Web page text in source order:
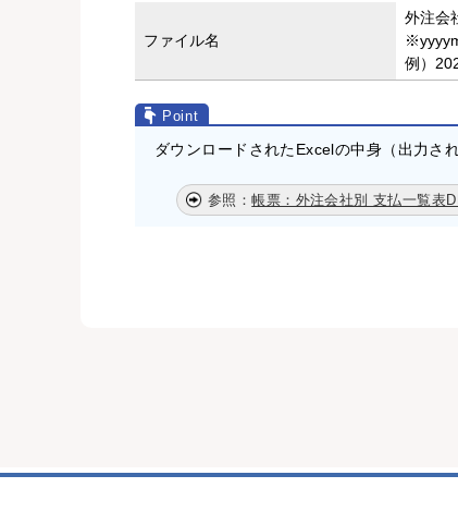
ファイル名
外注会
例）
ダウンロードされたExcelの中身（出力さ
帳票：外注会社別 支払一覧表